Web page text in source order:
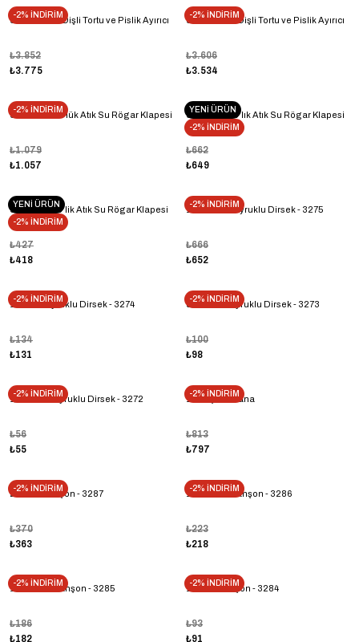
-2% İNDİRİM
Smart 11/2'' Dişli Tortu ve Pislik Ayırıcı
₺3.775
₺3.852
-2% İNDİRİM
Smart 11/4'' Dişli Tortu ve Pislik Ayırıcı
₺3.534
₺3.606
-2% İNDİRİM
Sukates 200'lük Atık Su Rögar Klapesi
₺1.057
₺1.079
YENİ ÜRÜN
-2% İNDİRİM
Sukates 160'lık Atık Su Rögar Klapesi
₺649
₺662
YENİ ÜRÜN
-2% İNDİRİM
Sukates 125'lik Atık Su Rögar Klapesi
₺418
₺427
-2% İNDİRİM
11/4'' Sarı Kuyruklu Dirsek - 3275
₺652
₺666
-2% İNDİRİM
1'' Sarı Kuyruklu Dirsek - 3274
₺131
₺134
-2% İNDİRİM
3/4'' Sarı Kuyruklu Dirsek - 3273
₺98
₺100
-2% İNDİRİM
1/2'' Sarı Kuyruklu Dirsek - 3272
₺55
₺56
-2% İNDİRİM
11/4'' Şiber Vana
₺797
₺813
-2% İNDİRİM
2'' Sarı Manşon - 3287
₺363
₺370
-2% İNDİRİM
11/2'' Sarı Manşon - 3286
₺218
₺223
-2% İNDİRİM
11/4'' Sarı Manşon - 3285
₺182
₺186
-2% İNDİRİM
1'' Sarı Manşon - 3284
₺91
₺93